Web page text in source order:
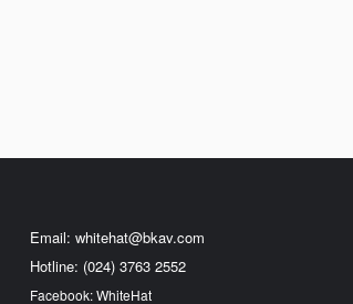
Email: whitehat@bkav.com
Hotline: (024) 3763 2552
Facebook: WhiteHat